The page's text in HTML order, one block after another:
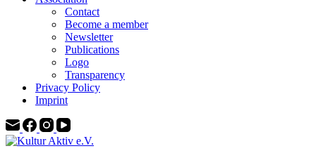
Contact
Become a member
Newsletter
Publications
Logo
Transparency
Privacy Policy
Imprint